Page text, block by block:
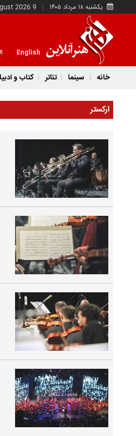
یکشنبه ۱۸ مرداد ۱۴۰۵ 9 August 2026
English
خانه سینما تئاتر کتاب و
ارکستر